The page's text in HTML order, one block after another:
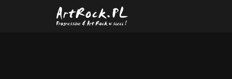
Przejdź do treści głównej